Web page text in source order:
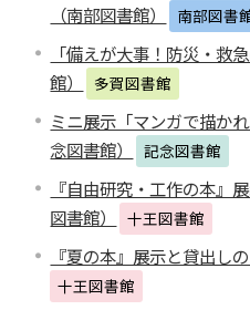
（南部図書館）
南部図書
「備えが大事！防災・救
館）
多賀図書館
ミニ展示「マンガで描か
念図書館）
記念図書館
『自由研究・工作の本』
図書館）
十王図書館
『夏の本』展示と貸出し
十王図書館